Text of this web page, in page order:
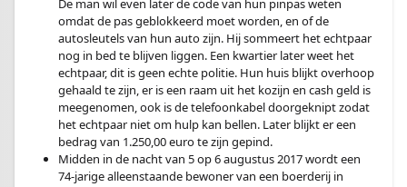
De man wil even later de code van hun pinpas weten
omdat de pas geblokkeerd moet worden, en of de
autosleutels van hun auto zijn. Hij sommeert het echtpaar
nog in bed te blijven liggen. Een kwartier later weet het
echtpaar, dit is geen echte politie. Hun huis blijkt overhoop
gehaald te zijn, er is een raam uit het kozijn en cash geld is
meegenomen, ook is de telefoonkabel doorgeknipt zodat
het echtpaar niet om hulp kan bellen. Later blijkt er een
bedrag van 1.250,00 euro te zijn gepind.
Midden in de nacht van 5 op 6 augustus 2017 wordt een
74-jarige alleenstaande bewoner van een boerderij in